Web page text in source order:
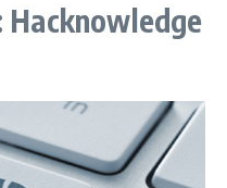
Hacknowledge